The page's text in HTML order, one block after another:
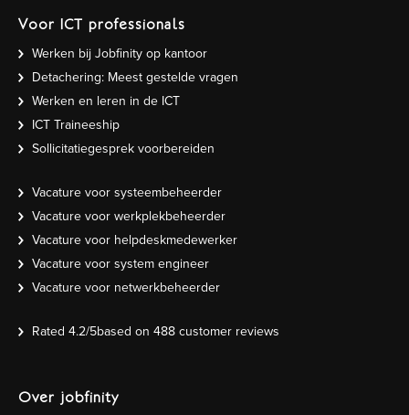
Voor ICT professionals
Werken bij Jobfinity op kantoor
Detachering: Meest gestelde vragen
Werken en leren in de ICT
ICT Traineeship
Sollicitatiegesprek voorbereiden
Vacature voor systeembeheerder
Vacature voor werkplekbeheerder
Vacature voor helpdeskmedewerker
Vacature voor system engineer
Vacature voor netwerkbeheerder
Rated 4.2/5based on 488 customer reviews
Over jobfinity